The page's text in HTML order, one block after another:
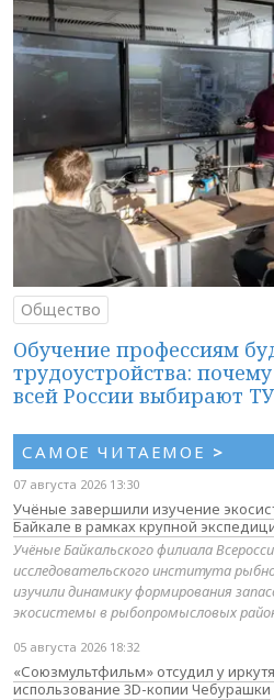
Общество
Обучение профессиям
трудоустройства:
всей России выбирают
САМОЕ ЧИТАЕМОЕ >
07 августа 2026 13:30
Учёные завершили изучение
Байкале в рамках крупной
Учёные Байкальского филиала
исследовательского института
изучили динамику формирования
экосистемы в рыбопромысловых
05 августа 2026 18:32
«Союзмультфильм» отсудил у
использование 3D-копии Чебурашки